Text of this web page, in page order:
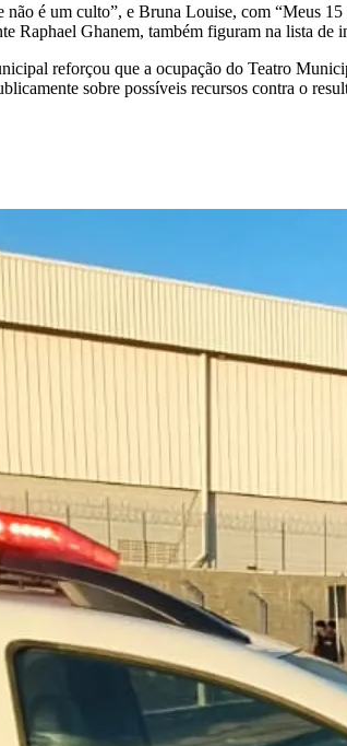
é um culto”, e Bruna Louise, com “Meus
Raphael Ghanem, também figuram na lista de
reforçou que a ocupação do Teatro
sobre possíveis recursos contra o